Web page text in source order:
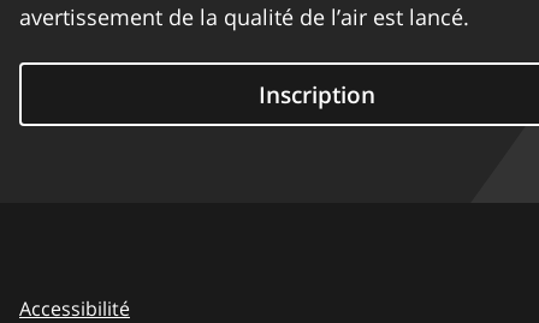
avertissement de la qualité de l’air est lancé.
Inscription
Accessibilité